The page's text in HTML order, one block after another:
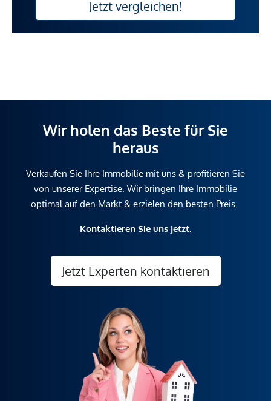
Jetzt vergleichen!
Wir holen das Beste für Sie
heraus
Verkaufen Sie Ihre Immobilie mit uns & profitieren Sie
von unserer Expertise. Wir bringen Ihre Immobilie
optimal auf den Markt & erzielen den besten Preis.
Kontaktieren Sie uns jetzt.
Jetzt Experten kontaktieren